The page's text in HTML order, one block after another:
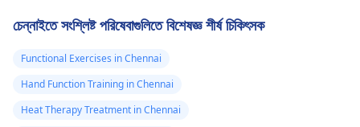
চেন্নাইতে সংশ্লিষ্ট পরিষেবাগুলিতে বিশেষজ্ঞ শীর্ষ চিকিৎসক
Functional Exercises in Chennai
Hand Function Training in Chennai
Heat Therapy Treatment in Chennai